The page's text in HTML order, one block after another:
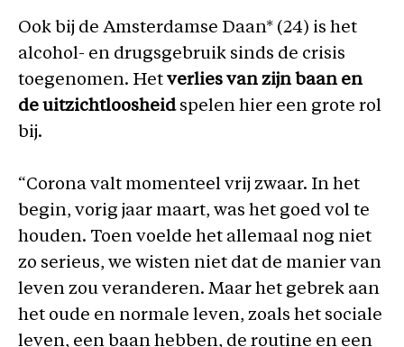
Ook bij de Amsterdamse Daan* (24) is het
alcohol- en drugsgebruik sinds de crisis
toegenomen. Het verlies van zijn baan en
de uitzichtloosheid spelen hier een grote rol
bij.
“Corona valt momenteel vrij zwaar. In het
begin, vorig jaar maart, was het goed vol te
houden. Toen voelde het allemaal nog niet
zo serieus, we wisten niet dat de manier van
leven zou veranderen. Maar het gebrek aan
het oude en normale leven, zoals het sociale
leven, een baan hebben, de routine en een